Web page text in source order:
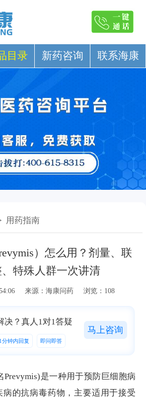
目录 新药咨询 联系海康
用药指南
）怎么用？剂量、联
特殊人群一次讲清
来源：海康问药 浏览：108
决？真人1对1答疑
1分钟内回复 即问即答
马上咨询
Prevymis)是一种用于预防巨细胞病
病的抗病毒药物，主要适用于接受